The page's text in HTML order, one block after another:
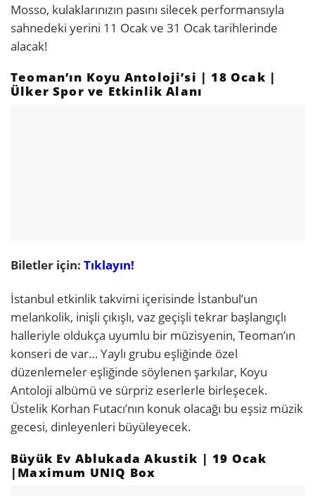
Mosso, kulaklarınızın pasını silecek performansıyla
sahnedeki yerini 11 Ocak ve 31 Ocak tarihlerinde
alacak!
Teoman’ın Koyu Antoloji’si | 18 Ocak |
Ülker Spor ve Etkinlik Alanı
Biletler için: Tıklayın!
İstanbul etkinlik takvimi içerisinde İstanbul’un
melankolik, inişli çıkışlı, vaz geçişli tekrar başlangıçlı
halleriyle oldukça uyumlu bir müzisyenin, Teoman’ın
konseri de var… Yaylı grubu eşliğinde özel
düzenlemeler eşliğinde söylenen şarkılar, Koyu
Antoloji albümü ve sürpriz eserlerle birleşecek.
Üstelik Korhan Futacı’nın konuk olacağı bu eşsiz müzik
gecesi, dinleyenleri büyüleyecek.
Büyük Ev Ablukada Akustik | 19 Ocak
|Maximum UNIQ Box